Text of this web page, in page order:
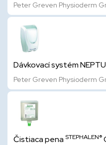
Peter Greven Physioderm
Dávkovací systém
Peter Greven Physioderm
Čistiaca pena STEPHALEN®